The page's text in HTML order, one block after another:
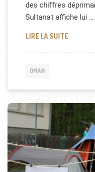
des chiffres
Sultanat affiche lui …
LIRE LA SUITEOMAN
OMAN